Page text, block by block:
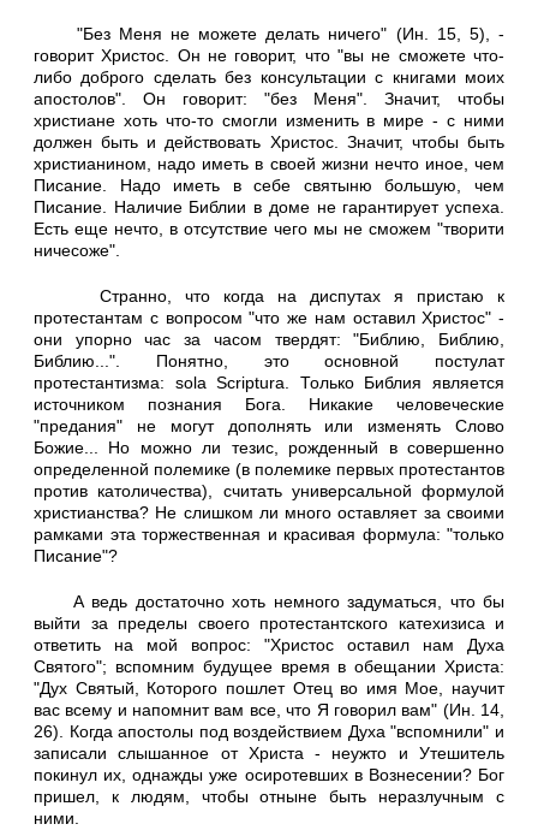
"Без Меня не можете делать ничего" (Ин. 15, 5), -
говорит Христос. Он не говорит, что "вы не сможете что-
либо доброго сделать без консультации с книгами моих
апостолов". Он говорит: "без Меня". Значит, чтобы
христиане хоть что-то смогли изменить в мире - с ними
должен быть и действовать Христос. Значит, чтобы быть
христианином, надо иметь в своей жизни нечто иное, чем
Писание. Надо иметь в себе святыню большую, чем
Писание. Наличие Библии в доме не гарантирует успеха.
Есть еще нечто, в отсутствие чего мы не сможем "творити
ничесоже".
Странно, что когда на диспутах я пристаю к
протестантам с вопросом "что же нам оставил Христос" -
они упорно час за часом твердят: "Библию, Библию,
Библию...". Понятно, это основной постулат
протестантизма: sola Scriptura. Только Библия является
источником познания Бога. Никакие человеческие
"предания" не могут дополнять или изменять Слово
Божие... Но можно ли тезис, рожденный в совершенно
определенной полемике (в полемике первых протестантов
против католичества), считать универсальной формулой
христианства? Не слишком ли много оставляет за своими
рамками эта торжественная и красивая формула: "только
Писание"?
А ведь достаточно хоть немного задуматься, что бы
выйти за пределы своего протестантского катехизиса и
ответить на мой вопрос: "Христос оставил нам Духа
Святого"; вспомним будущее время в обещании Христа:
"Дух Святый, Которого пошлет Отец во имя Мое, научит
вас всему и напомнит вам все, что Я говорил вам" (Ин. 14,
26). Когда апостолы под воздействием Духа "вспомнили" и
записали слышанное от Христа - неужто и Утешитель
покинул их, однажды уже осиротевших в Вознесении? Бог
пришел, к людям, чтобы отныне быть неразлучным с
ними.